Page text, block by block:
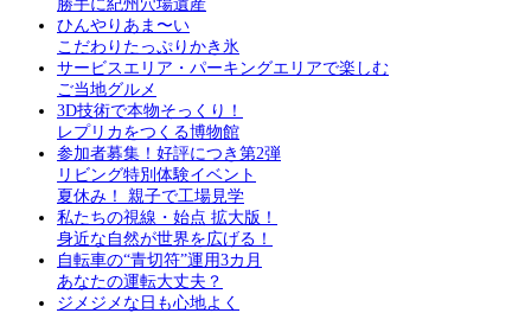
勝手に紀州穴場遺産
ひんやりあま〜い
こだわりたっぷりかき氷
サービスエリア・パーキングエリアで楽しむ
ご当地グルメ
3D技術で本物そっくり！
レプリカをつくる博物館
参加者募集！好評につき第2弾
リビング特別体験イベント
夏休み！ 親子で工場見学
私たちの視線・始点 拡大版！
身近な自然が世界を広げる！
自転車の“青切符”運用3カ月
あなたの運転大丈夫？
ジメジメな日も心地よく